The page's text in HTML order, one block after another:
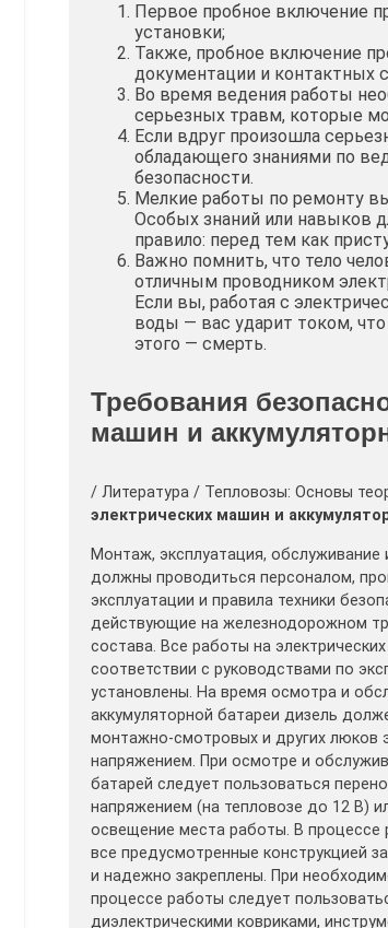
Первое пробное включение
установки;
Также, пробное включение
документации и контактных
Во время ведения работы
серьезных травм, которые
Если вдруг произошла
обладающего знаниями по
безопасности.
Мелкие работы по ремонту
Особых знаний или навыков
правило: перед тем как
Важно помнить, что тело
отличным проводником
Если вы, работая с
воды — вас ударит током,
этого — смерть.
Требования
машин и
/ Литература / Тепловозы: Основы
электрических машин и
Монтаж, эксплуатация, обслуживание
должны проводиться персоналом,
эксплуатации и правила техники
действующие на железнодорожном
состава. Все работы на
соответствии с руководствами по
установлены. На время осмотра и
аккумуляторной батареи дизель
монтажно-смотровых и других люков
напряжением. При осмотре и
батарей следует пользоваться
напряжением (на тепловозе до 12 В)
освещение места работы. В процессе
все предусмотренные конструкцией
и надежно закреплены. При
процессе работы следует
диэлектрическими ковриками,